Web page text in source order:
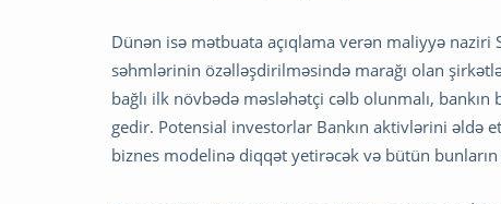
Dünən isə mətbuata açıqlama verən maliyyə
səhmlərinin özəlləşdirilməsində marağı olan
bağlı ilk növbədə məsləhətçi cəlb olunmalı, bankın
gedir. Potensial investorlar Bankın aktivlərini əldə
biznes modelinə diqqət yetirəcək və bütün